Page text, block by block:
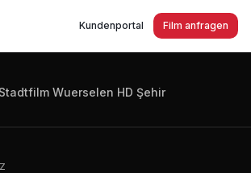
Kundenportal Film anfragen
Stadtfilm Wuerselen HD Şehir
HD Şehir film Türk